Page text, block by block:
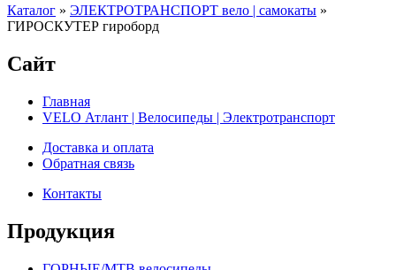
Каталог » ЭЛЕКТРОТРАНСПОРТ вело | самокаты »
ГИРОСКУТЕР гироборд
Сайт
Главная
VELO Атлант | Велосипеды | Электротранспорт
Доставка и оплата
Обратная связь
Контакты
Продукция